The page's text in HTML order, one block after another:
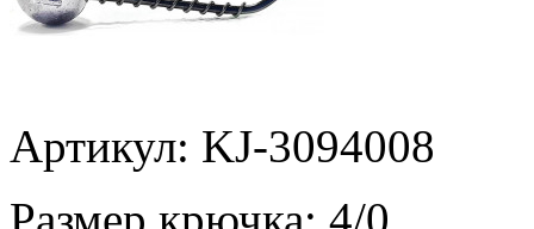
Артикул: KJ-3094008
Размер крючка: 4/0